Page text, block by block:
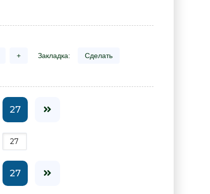
+ Закладка: Сделать
27
27